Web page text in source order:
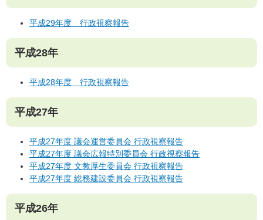
平成29年度 行政視察報告
平成28年
平成28年度 行政視察報告
平成27年
平成27年度 議会運営委員会 行政視察報告
平成27年度 議会広報特別委員会 行政視察報告
平成27年度 文教厚生委員会 行政視察報告
平成27年度 総務建設委員会 行政視察報告
平成26年